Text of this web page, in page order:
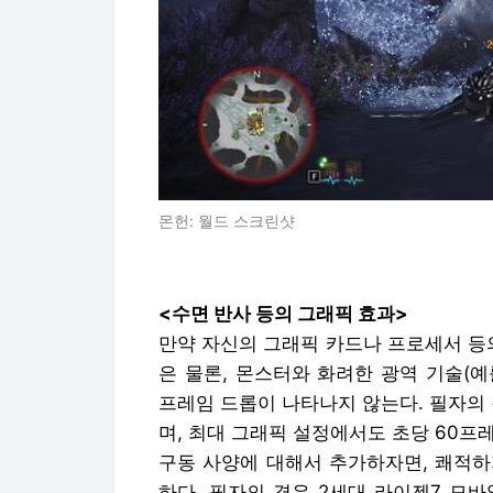
몬헌: 월드 스크린샷
<수면 반사 등의 그래픽 효과>
만약 자신의 그래픽 카드나 프로세서
은 물론, 몬스터와 화려한 광역 기술(
프레임 드롭이 나타나지 않는다. 필자
며, 최대 그래픽 설정에서도 초당 60프
구동 사양에 대해서 추가하자면, 쾌적